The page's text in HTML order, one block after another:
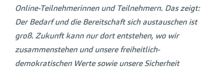
Online-Teilnehmerinnen und Teilnehmern. Das zeigt:
Der Bedarf und die Bereitschaft sich austauschen ist
groß. Zukunft kann nur dort entstehen, wo wir
zusammenstehen und unsere freiheitlich-
demokratischen Werte sowie unsere Sicherheit